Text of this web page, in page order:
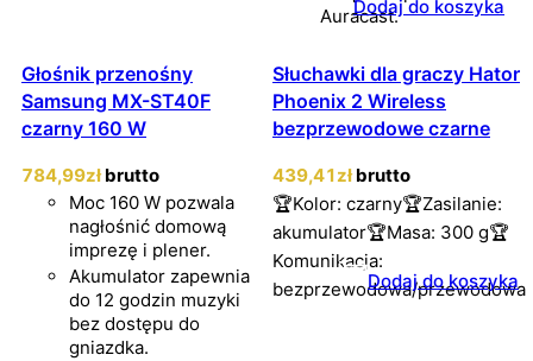
Auracast.
Dodaj do koszyka
Głośnik przenośny
Samsung MX-ST40F
czarny 160 W
784,99zł brutto
Moc 160 W pozwala
nagłośnić domową
imprezę i plener.
Akumulator zapewnia
do 12 godzin muzyki
bez dostępu do
gniazdka.
Słuchawki dla graczy Hator
Phoenix 2 Wireless
bezprzewodowe czarne
439,41zł brutto
🏆Kolor: czarny🏆Zasilanie:
akumulator🏆Masa: 300 g🏆
Komunikacja:
bezprzewodowa/przewodowa
Dodaj do koszyka